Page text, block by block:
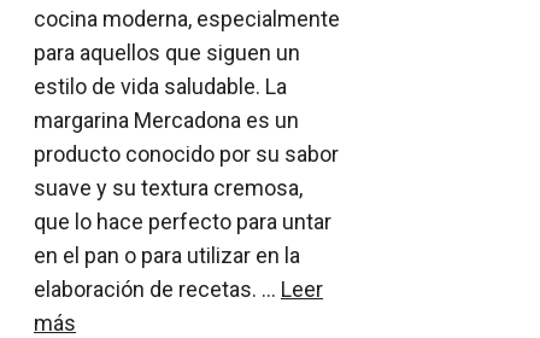
cocina moderna, especialmente
para aquellos que siguen un
estilo de vida saludable. La
margarina Mercadona es un
producto conocido por su sabor
suave y su textura cremosa,
que lo hace perfecto para untar
en el pan o para utilizar en la
elaboración de recetas. … Leer
más